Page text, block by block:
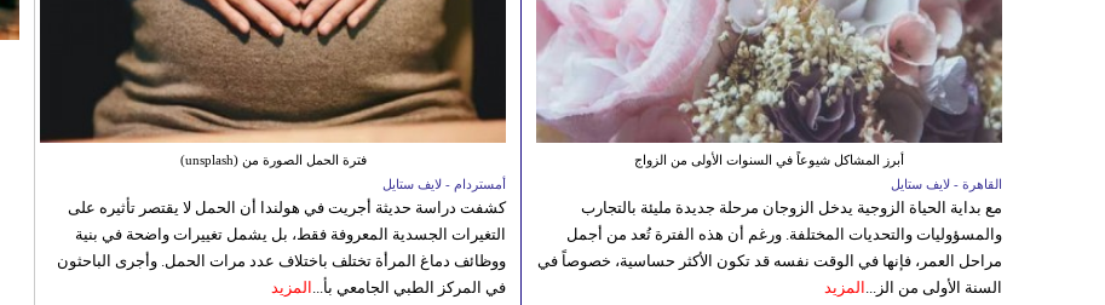
فترة الحمل الصورة من (unsplash)
أمستردام - لايف ستايل
كشفت دراسة حديثة أجريت في هولندا أن الحمل لا يقتصر تأثيره على
التغيرات الجسدية المعروفة فقط، بل يشمل تغييرات واضحة في بنية
ووظائف دماغ المرأة تختلف باختلاف عدد مرات الحمل. وأجرى الباحثون
في المركز الطبي الجامعي بأ... المزيد
أبرز المشاكل شيوعاً في السنوات الأولى من الزواج
القاهرة - لايف ستايل
مع بداية الحياة الزوجية يدخل الزوجان مرحلة جديدة مليئة بالتجارب
والمسؤوليات والتحديات المختلفة. ورغم أن هذه الفترة تُعد من أجمل
مراحل العمر، فإنها في الوقت نفسه قد تكون الأكثر حساسية، خصوصاً في
السنة الأولى من الز... المزيد